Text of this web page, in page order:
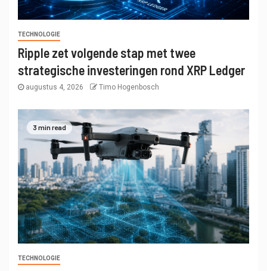
TECHNOLOGIE
Ripple zet volgende stap met twee
strategische investeringen rond XRP Ledger
augustus 4, 2026 Timo Hogenbosch
3 min read
TECHNOLOGIE